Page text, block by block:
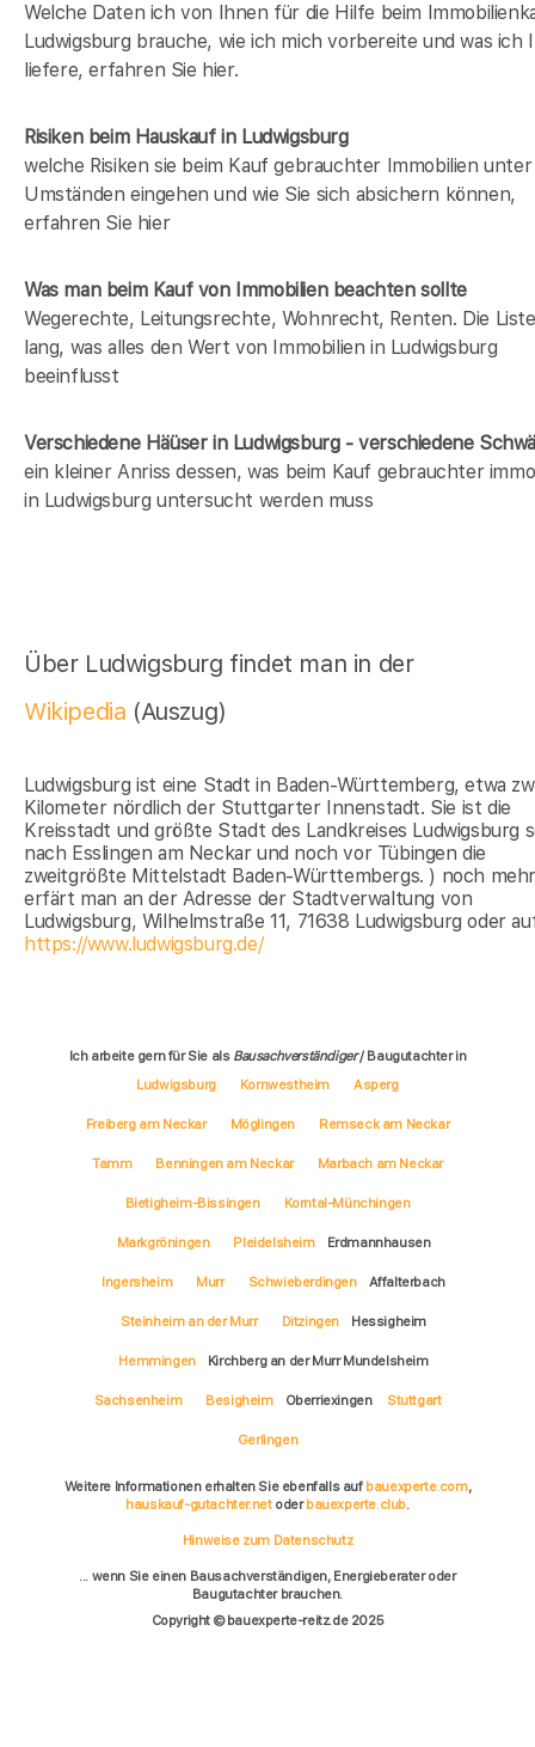
Welche Daten ich von Ihnen für die Hilfe beim
Ludwigsburg brauche, wie ich mich vorbereite und was ich
liefere, erfahren Sie hier.
Risiken beim Hauskaufin Ludwigsburg
welche Risiken sie beim Kauf gebrauchter Immobilien unter
Umständen eingehen und wie Sie sich absichern können,
erfahren Sie hier
Was man beim Kauf von Immobilien beachten sollte
Wegerechte, Leitungsrechte, Wohnrecht, Renten. Die
lang, was alles den Wert von Immobilien in Ludwigsburg
beeinflusst
Verschiedene Häüser in Ludwigsburg - verschiedene
ein kleiner Anriss dessen, was beim Kauf gebrauchter
in Ludwigsburg untersucht werden muss
Über Ludwigsburg findet man in der
Wikipedia (Auszug)
Ludwigsburg ist eine Stadt in Baden-Württemberg, etwa
Kilometer nördlich der Stuttgarter Innenstadt. Sie ist die
Kreisstadt und größte Stadt des Landkreises Ludwigsburg
nach Esslingen am Neckar und noch vor Tübingen die
zweitgrößte Mittelstadt Baden-Württembergs. ) noch
erfärt man an der Adresse der Stadtverwaltung von
Ludwigsburg, Wilhelmstraße 11, 71638 Ludwigsburg oder
https://www.ludwigsburg.de/
Ich arbeite gern für Sie als Bausachverständiger/ Baugutachter in
Ludwigsburg
Kornwestheim Asperg
Freiberg am Neckar Möglingen Remseck am Neckar
Tamm Benningen am Neckar Marbach am Neckar
Bietigheim-Bissingen Korntal-Münchingen
Markgröningen Pleidelsheim Erdmannhausen
Ingersheim Murr Schwieberdingen Affalterbach
Steinheim an der Murr Ditzingen Hessigheim
Hemmingen Kirchberg an der Murr Mundelsheim
Sachsenheim Besigheim Oberriexingen Stuttgart
Gerlingen
Weitere Informationen erhalten Sie ebenfalls auf bauexperte.com,
hauskauf-gutachter.netoderbauexperte.club.
Hinweise zum Datenschutz
... wenn Sie einen Bausachverständigen, Energieberater oder
Baugutachter brauchen.
Copyright © bauexperte-reitz.de 2025